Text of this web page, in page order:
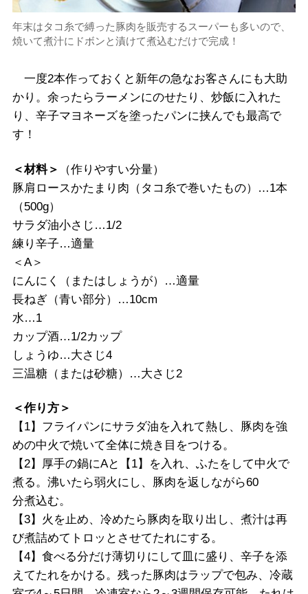
年末はタコ糸で縛った豚肉を販売するスーパーも多いので、
焼いて煮汁にドボンと漬けて煮込むだけで完成！
一度2本作っておくと新年の急なお客さんにも大助
かり。余ったらラーメンにのせたり、炒飯に入れた
り、辛子マヨネーズを塗ったパンに挟んでも最高で
す！
＜材料＞
（作りやすい分量）
豚肩ロースかたまり肉（タコ糸で巻いたもの）…1本
（500g）
サラダ油小さじ…1/2
練り辛子…適量
＜A＞
にんにく（またはしょうが）…適量
長ねぎ（青い部分）…10cm
水…1
カップ酒…1/2カップ
しょうゆ…大さじ4
三温糖（または砂糖）…大さじ2
＜作り方＞
【1】フライパンにサラダ油を入れて熱し、豚肉を強
めの中火で焼いて全体に焼き目をつける。
【2】厚手の鍋にAと【1】を入れ、ふたをして中火で
煮る。沸いたら弱火にし、豚肉を返しながら60
分煮込む。
【3】火を止め、冷めたら豚肉を取り出し、煮汁は再
び煮詰めてトロッとさせてたれにする。
【4】食べる分だけ薄切りにして皿に盛り、辛子を添
えてたれをかける。残った豚肉はラップで包み、冷蔵